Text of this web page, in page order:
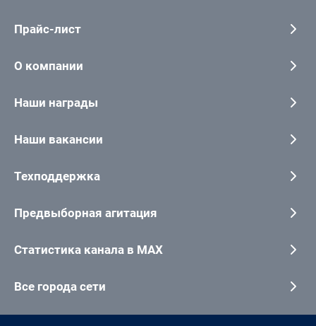
Прайс-лист
О компании
Наши награды
Наши вакансии
Техподдержка
Предвыборная агитация
Статистика канала в MAX
Все города сети